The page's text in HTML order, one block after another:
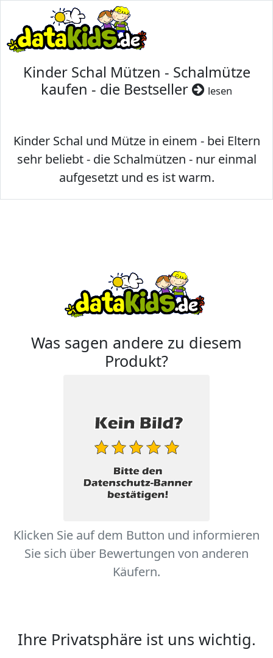
Kinder Schal Mützen - Schalmütze
kaufen - die Bestseller
lesen
Kinder Schal und Mütze in einem - bei Eltern
sehr beliebt - die Schalmützen - nur einmal
aufgesetzt und es ist warm.
Was sagen andere zu diesem
Produkt?
Klicken Sie auf dem Button und informieren
Sie sich über Bewertungen von anderen
Käufern.
Ihre Privatsphäre ist uns wichtig.